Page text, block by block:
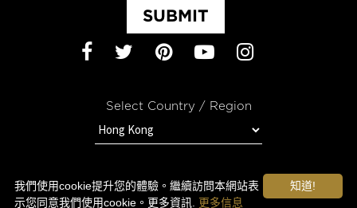
SUBMIT
Facebook
TwitterPinterest
YouTubeInstagram
Select Country / Region
跟進OROGOLD的最新資訊 知道!
我們使用cookie提升您的體驗。繼續訪問本網站表
示您同意我們使用cookie。更多資訊. 更多信息